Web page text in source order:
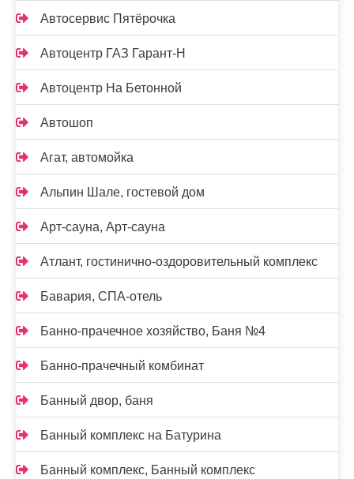
Автосервис Пятёрочка
Автоцентр ГАЗ Гарант-Н
Автоцентр На Бетонной
Автошоп
Агат, автомойка
Альпин Шале, гостевой дом
Арт-сауна, Арт-сауна
Атлант, гостинично-оздоровительный комплекс
Бавария, СПА-отель
Банно-прачечное хозяйство, Баня №4
Банно-прачечный комбинат
Банный двор, баня
Банный комплекс на Батурина
Банный комплекс, Банный комплекс